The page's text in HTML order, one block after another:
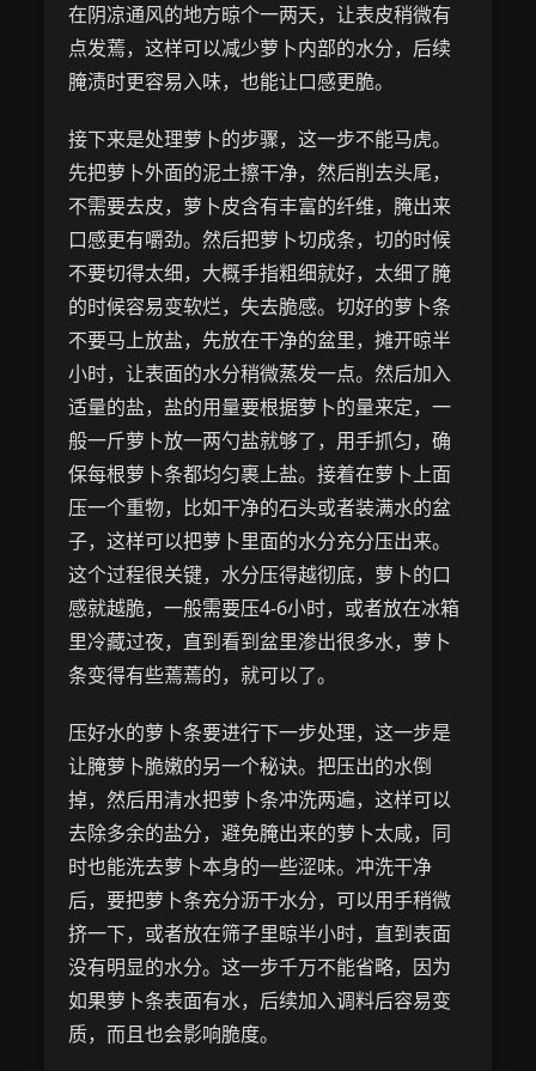
在阴凉通风的地方晾个一两天，让表皮稍微有
点发蔫，这样可以减少萝卜内部的水分，后续
腌渍时更容易入味，也能让口感更脆。
接下来是处理萝卜的步骤，这一步不能马虎。
先把萝卜外面的泥土擦干净，然后削去头尾，
不需要去皮，萝卜皮含有丰富的纤维，腌出来
口感更有嚼劲。然后把萝卜切成条，切的时候
不要切得太细，大概手指粗细就好，太细了腌
的时候容易变软烂，失去脆感。切好的萝卜条
不要马上放盐，先放在干净的盆里，摊开晾半
小时，让表面的水分稍微蒸发一点。然后加入
适量的盐，盐的用量要根据萝卜的量来定，一
般一斤萝卜放一两勺盐就够了，用手抓匀，确
保每根萝卜条都均匀裹上盐。接着在萝卜上面
压一个重物，比如干净的石头或者装满水的盆
子，这样可以把萝卜里面的水分充分压出来。
这个过程很关键，水分压得越彻底，萝卜的口
感就越脆，一般需要压4-6小时，或者放在冰箱
里冷藏过夜，直到看到盆里渗出很多水，萝卜
条变得有些蔫蔫的，就可以了。
压好水的萝卜条要进行下一步处理，这一步是
让腌萝卜脆嫩的另一个秘诀。把压出的水倒
掉，然后用清水把萝卜条冲洗两遍，这样可以
去除多余的盐分，避免腌出来的萝卜太咸，同
时也能洗去萝卜本身的一些涩味。冲洗干净
后，要把萝卜条充分沥干水分，可以用手稍微
挤一下，或者放在筛子里晾半小时，直到表面
没有明显的水分。这一步千万不能省略，因为
如果萝卜条表面有水，后续加入调料后容易变
质，而且也会影响脆度。